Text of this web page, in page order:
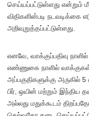
செய்யப்பட்டுள்ளது என்றும்
விதிகளின்படி நடவடிக்கை
அறிவுறுத்தப்பட்டுள்ளது.
எனவே, வாக்குப்பதிவு
எண்ணுகை நாளில் வாக்குகள்
அப்பகுதிகளுக்கு அருகில் 5
பிர், ஒயின் மற்றும் இந்திய
அல்லது மதுக்கூடம்